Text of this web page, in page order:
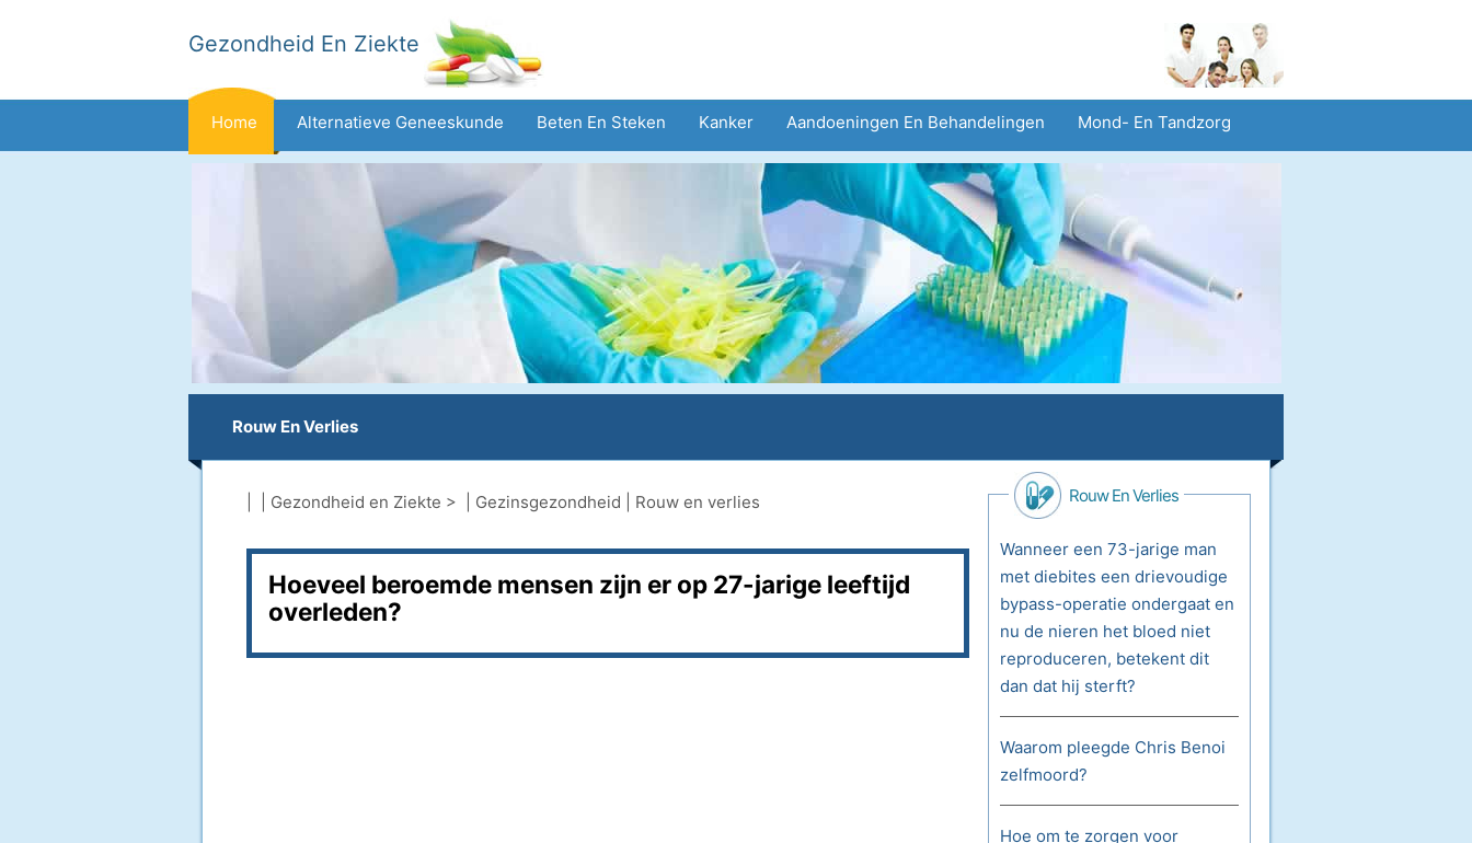
Gezondheid En Ziekte
Home Alternatieve Geneeskunde Beten En Steken Kanker Aandoeningen En Behandelingen Mond- En Tandzorg
Gezinsgezondheid Geestelijke Gezondheid Volksgezondheid En Veiligheid
Rouw En Verlies
Gezondheid en Ziekte > | Gezinsgezondheid Rouw en verlies
Hoeveel beroemde mensen zijn er op 27-jarige leeftijd
overleden?
Rouw En Verlies
Wanneer een 73-jarige man
met diebites een drievoudige
bypass-operatie ondergaat en
nu de nieren het bloed niet
reproduceren, betekent dit
dan dat hij sterft?
Waarom pleegde Chris Benoi
zelfmoord?
Hoe om te zorgen voor